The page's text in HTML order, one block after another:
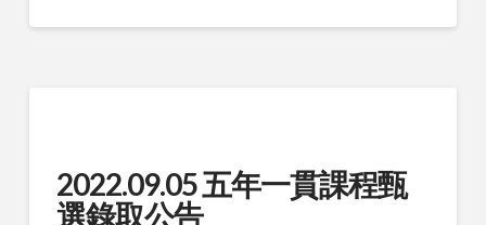
2022.09.05 五年一貫課程甄
選錄取公告